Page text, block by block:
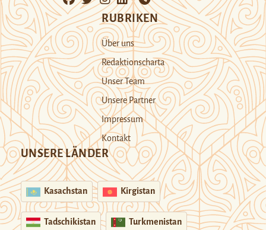
RUBRIKEN
Über uns
Redaktionscharta
Unser Team
Unsere Partner
Impressum
Kontakt
UNSERE LÄNDER
Kasachstan Kirgistan
Tadschikistan Turkmenistan